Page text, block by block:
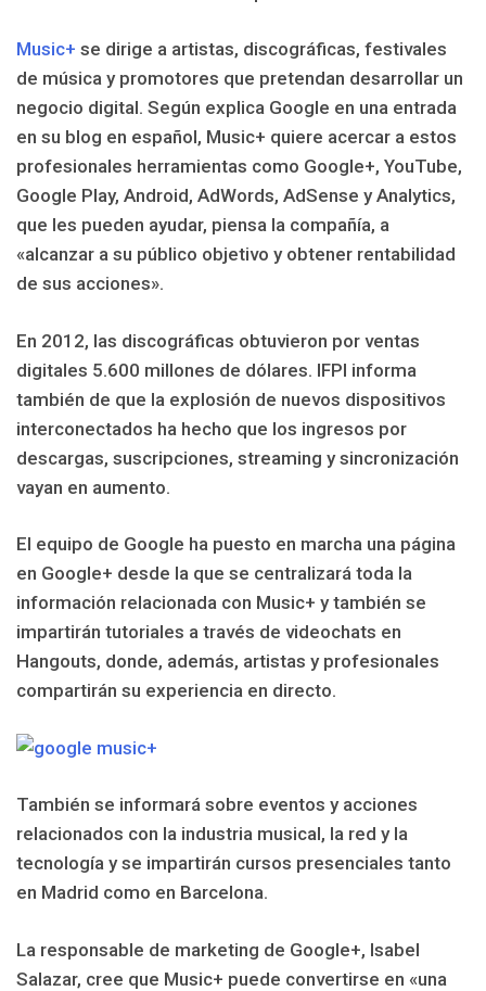
Music+ se dirige a artistas, discográficas, festivales
de música y promotores que pretendan desarrollar un
negocio digital. Según explica Google en una entrada
en su blog en español, Music+ quiere acercar a estos
profesionales herramientas como Google+, YouTube,
Google Play, Android, AdWords, AdSense y Analytics,
que les pueden ayudar, piensa la compañía, a
«alcanzar a su público objetivo y obtener rentabilidad
de sus acciones».
En 2012, las discográficas obtuvieron por ventas
digitales 5.600 millones de dólares. IFPI informa
también de que la explosión de nuevos dispositivos
interconectados ha hecho que los ingresos por
descargas, suscripciones, streaming y sincronización
vayan en aumento.
El equipo de Google ha puesto en marcha una página
en Google+ desde la que se centralizará toda la
información relacionada con Music+ y también se
impartirán tutoriales a través de videochats en
Hangouts, donde, además, artistas y profesionales
compartirán su experiencia en directo.
También se informará sobre eventos y acciones
relacionados con la industria musical, la red y la
tecnología y se impartirán cursos presenciales tanto
en Madrid como en Barcelona.
La responsable de marketing de Google+, Isabel
Salazar, cree que Music+ puede convertirse en «una